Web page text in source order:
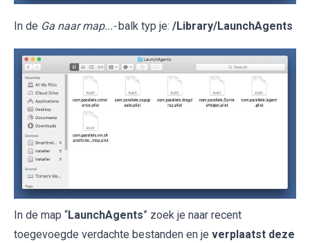
In de Ga naar map...- balk typ je: /Library/LaunchAgents
In de map “LaunchAgents” zoek je naar recent
toegevoegde verdachte bestanden en je verplaatst deze